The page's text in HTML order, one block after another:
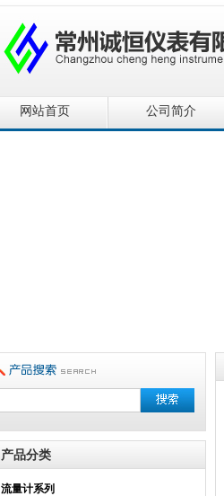
网站首页 公司简介
产品分类
流量计系列